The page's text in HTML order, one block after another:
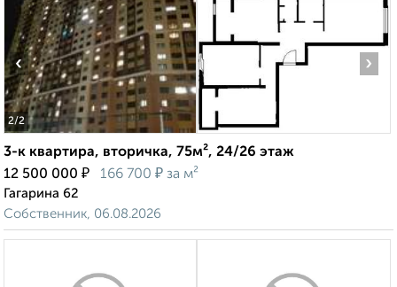
2/2
‹ ›
3-к квартира, вторичка, 75м², 24/26 этаж
12 500 000 ₽ 166 700 ₽ за м²
Гагарина 62
Собственник, 06.08.2026